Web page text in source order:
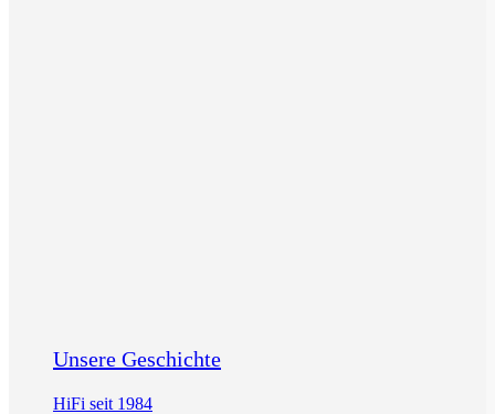
Unsere Geschichte
HiFi seit 1984